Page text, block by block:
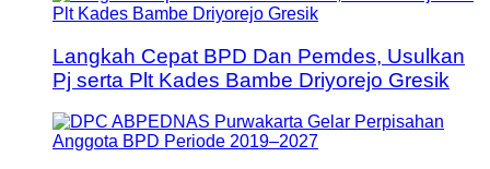
Langkah Cepat BPD Dan Pemdes, Usulkan
Pj serta Plt Kades Bambe Driyorejo Gresik